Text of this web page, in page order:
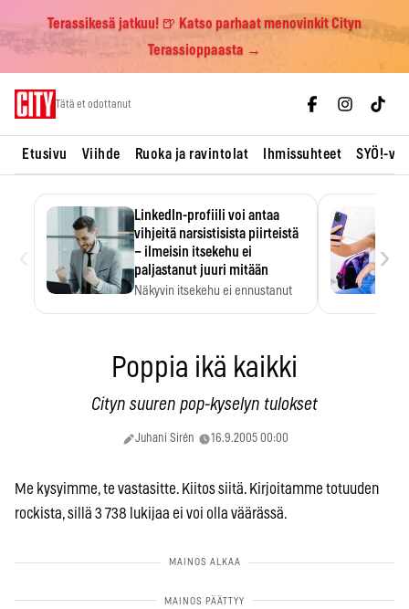
Terassikesä jatkuu! 🍺 Katso parhaat menovinkit Cityn
Terassioppaasta →
Tätä et odottanut
Etusivu Viihde Ruoka ja ravintolat Ihmissuhteet SYÖ!-
LinkedIn-profiili voi antaa
vihjeitä narsistisista piirteistä
– ilmeisin itsekehu ei
paljastanut juuri mitään
Näkyvin itsekehu ei ennustanut
›
Poppia ikä kaikki
Cityn suuren pop-kyselyn tulokset
Juhani Sirén 16.9.2005 00:00
Me kysyimme, te vastasitte. Kiitos siitä. Kirjoitamme totuuden
rockista, sillä 3 738 lukijaa ei voi olla väärässä.